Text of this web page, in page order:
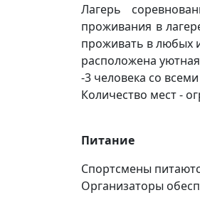
Лагерь
проживания в
проживать в любых
расположена
-3 человека со
Количество мест -
Питание
Спортсмены
Организаторы